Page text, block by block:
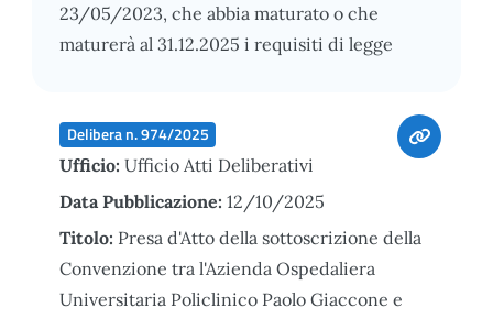
23/05/2023, che abbia maturato o che
maturerà al 31.12.2025 i requisiti di legge
Delibera n. 974/2025
Ufficio: Ufficio Atti Deliberativi
Data Pubblicazione: 12/10/2025
Titolo: Presa d'Atto della sottoscrizione della
Convenzione tra l'Azienda Ospedaliera
Universitaria Policlinico Paolo Giaccone e